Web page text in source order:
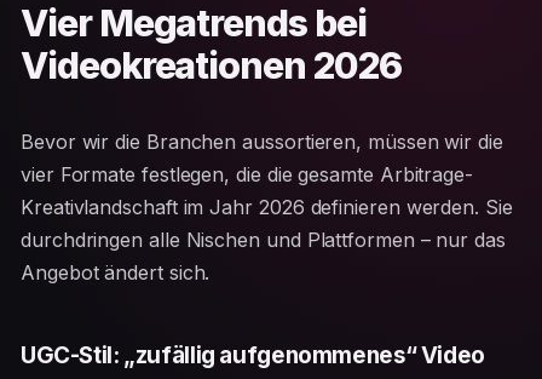
Vier Megatrends bei
Videokreationen 2026
Bevor wir die Branchen aussortieren, müssen wir die
vier Formate festlegen, die die gesamte Arbitrage-
Kreativlandschaft im Jahr 2026 definieren werden. Sie
durchdringen alle Nischen und Plattformen – nur das
Angebot ändert sich.
UGC-Stil: „zufällig aufgenommenes“ Video